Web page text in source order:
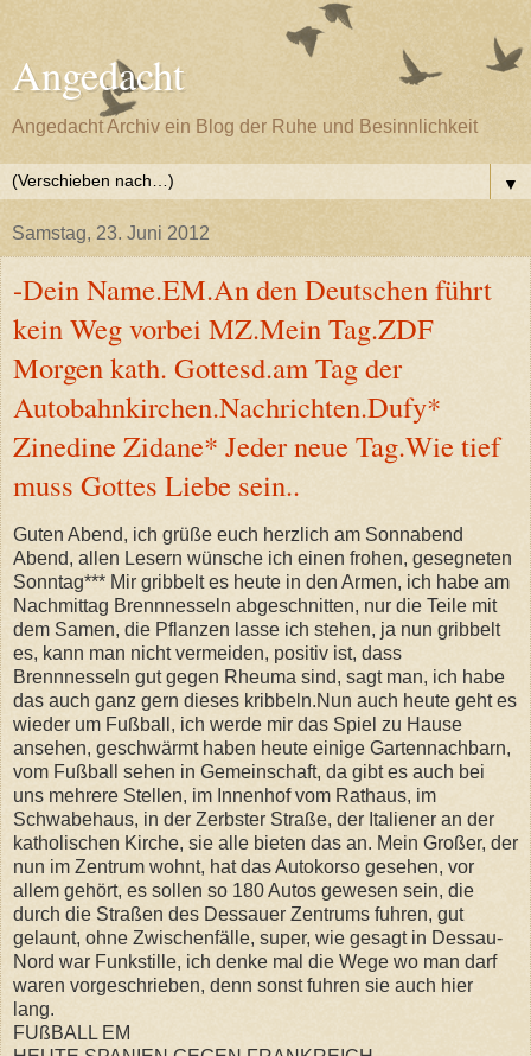
Angedacht
Angedacht Archiv ein Blog der Ruhe und Besinnlichkeit
▼
Samstag, 23. Juni 2012
-Dein Name.EM.An den Deutschen führt
kein Weg vorbei MZ.Mein Tag.ZDF
Morgen kath. Gottesd.am Tag der
Autobahnkirchen.Nachrichten.Dufy*
Zinedine Zidane* Jeder neue Tag.Wie tief
muss Gottes Liebe sein..
Guten Abend, ich grüße euch herzlich am Sonnabend
Abend, allen Lesern wünsche ich einen frohen, gesegneten
Sonntag*** Mir gribbelt es heute in den Armen, ich habe am
Nachmittag Brennnesseln abgeschnitten, nur die Teile mit
dem Samen, die Pflanzen lasse ich stehen, ja nun gribbelt
es, kann man nicht vermeiden, positiv ist, dass
Brennnesseln gut gegen Rheuma sind, sagt man, ich habe
das auch ganz gern dieses kribbeln.Nun auch heute geht es
wieder um Fußball, ich werde mir das Spiel zu Hause
ansehen, geschwärmt haben heute einige Gartennachbarn,
vom Fußball sehen in Gemeinschaft, da gibt es auch bei
uns mehrere Stellen, im Innenhof vom Rathaus, im
Schwabehaus, in der Zerbster Straße, der Italiener an der
katholischen Kirche, sie alle bieten das an. Mein Großer, der
nun im Zentrum wohnt, hat das Autokorso gesehen, vor
allem gehört, es sollen so 180 Autos gewesen sein, die
durch die Straßen des Dessauer Zentrums fuhren, gut
gelaunt, ohne Zwischenfälle, super, wie gesagt in Dessau-
Nord war Funkstille, ich denke mal die Wege wo man darf
waren vorgeschrieben, denn sonst fuhren sie auch hier
lang.
FUßBALL EM